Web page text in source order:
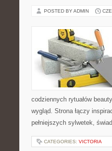
POSTED BY ADMIN
codziennych rytuałów
wygląd. Strona łączy
pełniejszych sylwetek,
CATEGORIES: VICTORIA